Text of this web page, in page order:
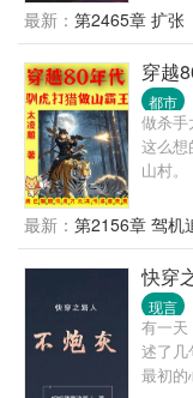
出了一
去无
才，为
我执笔
的剑神
最新： 第2465章 扩张
穿越
都市
做杀手
这么想
山村
衣做饭
子，
子，
软蛋
份。
我做主
大山，
传海外
最新： 第2156章 驾机
快穿
现言
有一天
述了几
最初的